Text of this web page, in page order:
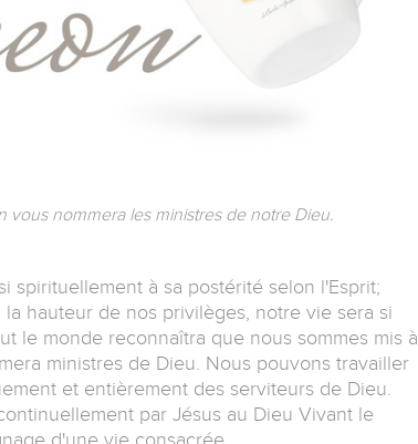
vous nommera les ministres de notre Dieu.
spirituellement à sa postérité selon l'Esprit;
hauteur de nos privilèges, notre vie sera si
le monde reconnaîtra que nous sommes mis à
ministres de Dieu. Nous pouvons travailler
et entièrement des serviteurs de Dieu.
par Jésus au Dieu Vivant le
d'une vie consacrée.